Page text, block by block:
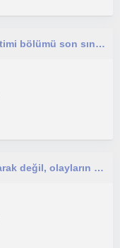
Tarih dersinde başarlıyım. Kamu yönetimi bölümü son sınıf öğrencisiyim. Ortaokul ve lise düzeyindeki arkadaşlarla ilgileniyorum.
Tarihi sadece ezberlenecek bilgiler olarak değil, olayların nedenlerini ve sonuçlarını anlayarak öğrenmek istemez miyiz?